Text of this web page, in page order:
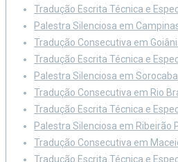
Tradução Escrita Técnica e
Palestra Silenciosa em
Tradução Consecutiva em
Tradução Escrita Técnica e
Palestra Silenciosa em Sorocaba
Tradução Consecutiva em Rio
Tradução Escrita Técnica e
Palestra Silenciosa em Ribeirão
Tradução Consecutiva em
Tradução Escrita Técnica e